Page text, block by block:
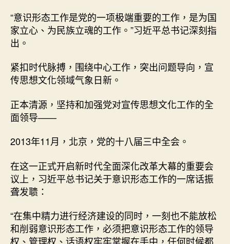
“意识形态工作是党的一项极端重要的工作，是为国
家立心、为民族立魂的工作。”习近平总书记深刻指
出。
紧扣时代脉搏，围绕中心工作，突出问题导向，宣
传思想文化领域气象日新。
正本清源，坚持和加强党对宣传思想文化工作的全
面领导——
2013年11月，北京，党的十八届三中全会。
在这一正式开启新时代全面深化改革大幕的重要会
议上，习近平总书记关于意识形态工作的一席话振
聋发聩：
“在集中精力进行经济建设的同时，一刻也不能放松
和削弱意识形态工作，必须把意识形态工作的领导
权、管理权、话语权牢牢掌握在手中，任何时候都